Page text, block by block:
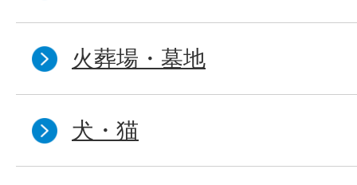
火葬場・墓地
犬・猫